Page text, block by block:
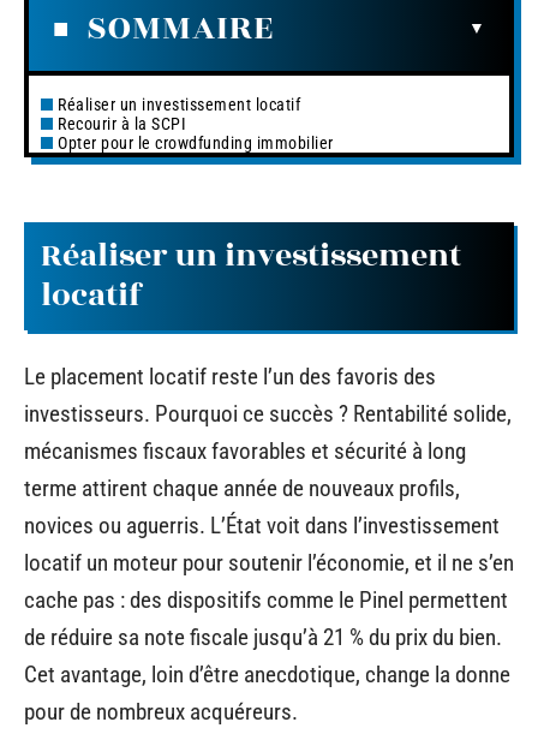
SOMMAIRE
Réaliser un investissement locatif
Recourir à la SCPI
Opter pour le crowdfunding immobilier
Réaliser un investissement
locatif
Le placement locatif reste l’un des favoris des
investisseurs. Pourquoi ce succès ? Rentabilité solide,
mécanismes fiscaux favorables et sécurité à long
terme attirent chaque année de nouveaux profils,
novices ou aguerris. L’État voit dans l’investissement
locatif un moteur pour soutenir l’économie, et il ne s’en
cache pas : des dispositifs comme le Pinel permettent
de réduire sa note fiscale jusqu’à 21 % du prix du bien.
Cet avantage, loin d’être anecdotique, change la donne
pour de nombreux acquéreurs.